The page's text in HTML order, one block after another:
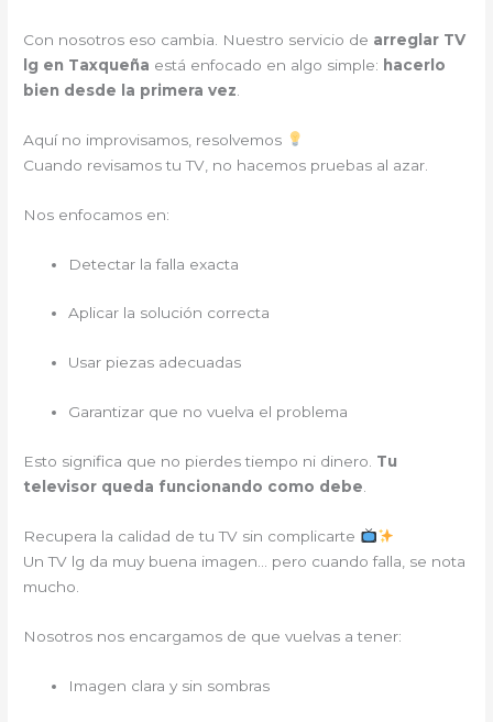
Con nosotros eso cambia. Nuestro servicio de arreglar TV
lg en Taxqueña está enfocado en algo simple: hacerlo
bien desde la primera vez
Aquí no improvisamos, resolvemos
Cuando revisamos tu TV, no hacemos pruebas al azar.
Nos enfocamos en:
Detectar la falla exacta
Aplicar la solución correcta
Usar piezas adecuadas
Garantizar que no vuelva el problema
Esto significa que no pierdes tiempo ni dinero. Tu
televisor queda funcionando como debe
Recupera la calidad de tu TV sin complicarte
Un TV lg da muy buena imagen… pero cuando falla, se nota
mucho.
Nosotros nos encargamos de que vuelvas a tener:
Imagen clara y sin sombras